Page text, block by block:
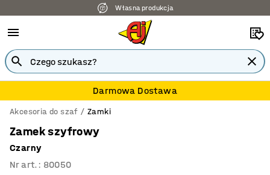
Własna produkcja
Darmowa Dostawa
Akcesoria do szaf Zamki
Zamek szyfrowy
Czarny
Nr art. : 80050